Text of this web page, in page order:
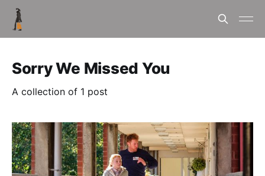
Sorry We Missed You
A collection of 1 post